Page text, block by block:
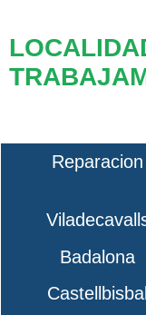
Reparacion
Badalona
Castellbisbal